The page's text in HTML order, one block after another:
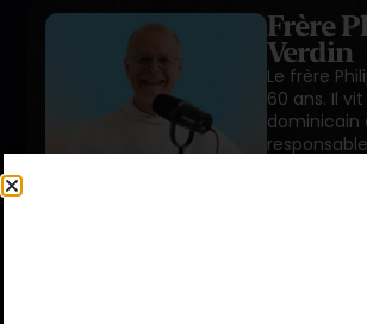
Frère
Verdin
Le frère
60 ans. Il
dominicain